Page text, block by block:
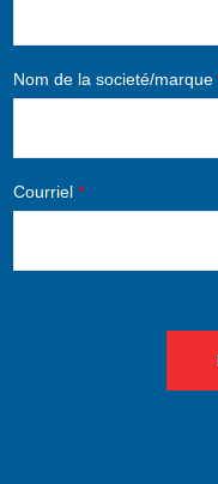
Nom de la societé/marque
Courriel *